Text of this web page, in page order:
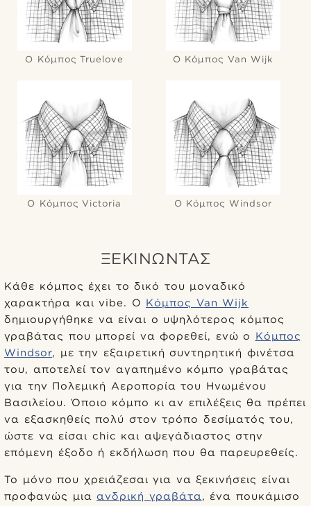
Ο Κόμπος Truelove Ο Κόμπος Van Wijk
Ο Κόμπος Victoria Ο Κόμπος Windsor
ΞΕΚΙΝΏΝΤΑΣ
Κάθε κόμπος έχει το δικό του μοναδικό
χαρακτήρα και vibe. Ο Κόμπος Van Wijk
δημιουργήθηκε να είναι ο υψηλότερος κόμπος
γραβάτας που μπορεί να φορεθεί, ενώ ο Κόμπος
Windsor, με την εξαιρετική συντηρητική φινέτσα
του, αποτελεί τον αγαπημένο κόμπο γραβάτας
για την Πολεμική Αεροπορία του Ηνωμένου
Βασιλείου. Όποιο κόμπο κι αν επιλέξεις θα πρέπει
να εξασκηθείς πολύ στον τρόπο δεσίματός του,
ώστε να είσαι chic και αψεγάδιαστος στην
επόμενη έξοδο ή εκδήλωση που θα παρευρεθείς.
Το μόνο που χρειάζεσαι για να ξεκινήσεις είναι
προφανώς μια ανδρική γραβάτα, ένα πουκάμισο